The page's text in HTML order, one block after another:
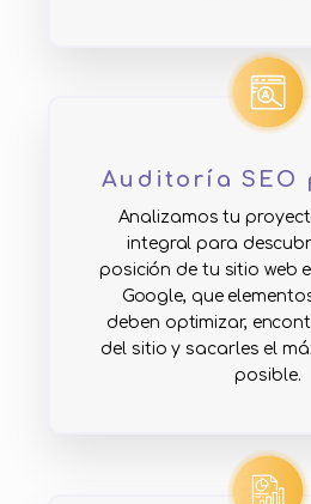
Auditoría SEO
Analizamos tu
integral para
posición de tu sitio web
Google, que
deben optimizar,
del sitio y sacarles el
posible.